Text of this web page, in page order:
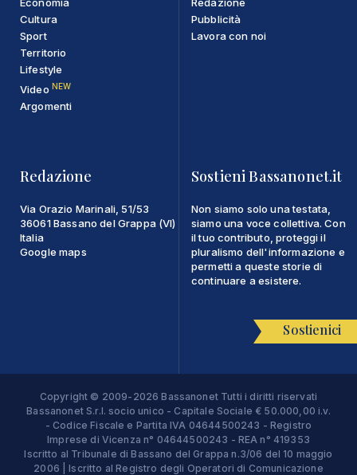
Cultura
Sport
Territorio
Lifestyle
Video NEW
Argomenti
Pubblicità
Lavora con noi
Redazione
Via Orazio Marinali, 51/53
36061 Bassano del Grappa (VI)
Italia
Google maps
Sostieni Bassanonet.it
Non siamo solo una testata,
siamo una voce collettiva. Con
il tuo contributo, proteggi il
pluralismo dell'informazione e
permetti a queste storie di
continuare a esistere.
Sostienici
Copyright © 2009-2026 Bassanonet Tutti i diritti riservati
Bassanonet S.r.l. socio unico - Capitale Sociale € 50.000,00 i.v.
- Codice Fiscale e Partita IVA 04644500243 - Registro
Imprese di Vicenza n° 04644500243 - REA n° 419353
Iscritto al Tribunale di Bassano del Grappa n.3/06 del 10 maggio
2006 | Iscritto al Registro degli Operatori di Comunicazione